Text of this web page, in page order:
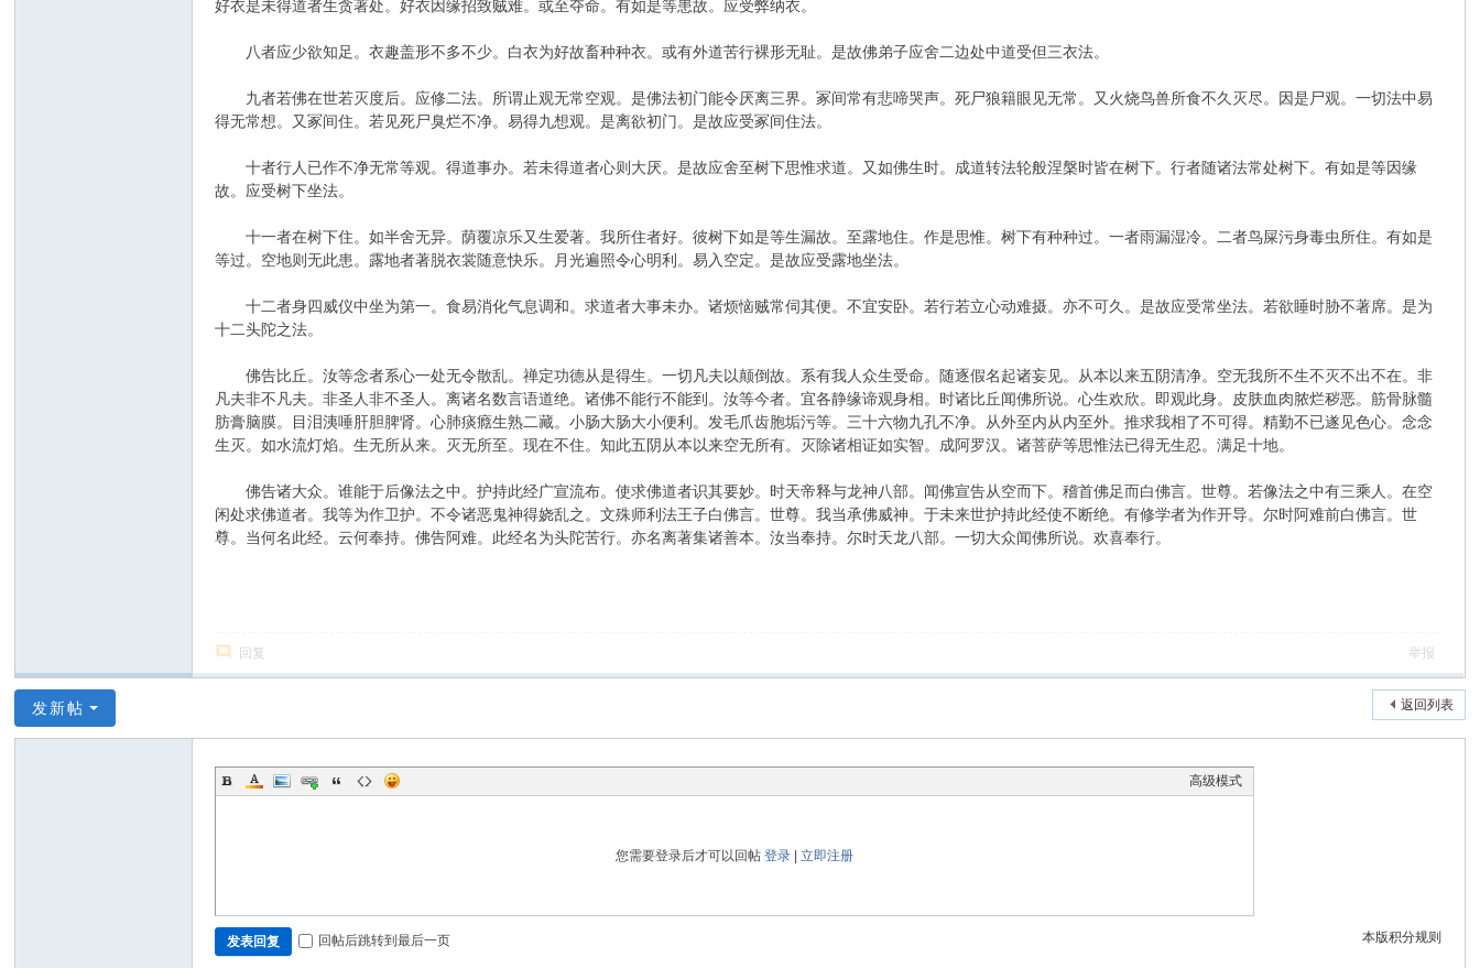
好衣是未得道者生贪著处。好衣因缘招致贼难。或至夺命。有如是等患故。应受弊纳衣。
八者应少欲知足。衣趣盖形不多不少。白衣为好故畜种种衣。或有外道苦行裸形无耻。是故佛弟子应舍二边处中道受但三衣法。
九者若佛在世若灭度后。应修二法。所谓止观无常空观。是佛法初门能令厌离三界。冢间常有悲啼哭声。死尸狼籍眼见无常。又火烧鸟兽所食不久灭尽。因是尸观。一切法中易
得无常想。又冢间住。若见死尸臭烂不净。易得九想观。是离欲初门。是故应受冢间住法。
十者行人已作不净无常等观。得道事办。若未得道者心则大厌。是故应舍至树下思惟求道。又如佛生时。成道转法轮般涅槃时皆在树下。行者随诸法常处树下。有如是等因缘
故。应受树下坐法。
十一者在树下住。如半舍无异。荫覆凉乐又生爱著。我所住者好。彼树下如是等生漏故。至露地住。作是思惟。树下有种种过。一者雨漏湿冷。二者鸟屎污身毒虫所住。有如是
等过。空地则无此患。露地者著脱衣裳随意快乐。月光遍照令心明利。易入空定。是故应受露地坐法。
十二者身四威仪中坐为第一。食易消化气息调和。求道者大事未办。诸烦恼贼常伺其便。不宜安卧。若行若立心动难摄。亦不可久。是故应受常坐法。若欲睡时胁不著席。是为
十二头陀之法。
佛告比丘。汝等念者系心一处无令散乱。禅定功德从是得生。一切凡夫以颠倒故。系有我人众生受命。随逐假名起诸妄见。从本以来五阴清净。空无我所不生不灭不出不在。非
凡夫非不凡夫。非圣人非不圣人。离诸名数言语道绝。诸佛不能行不能到。汝等今者。宜各静缘谛观身相。时诸比丘闻佛所说。心生欢欣。即观此身。皮肤血肉脓烂秽恶。筋骨脉髓
肪膏脑膜。目泪洟唾肝胆脾肾。心肺痰癊生熟二藏。小肠大肠大小便利。发毛爪齿胞垢污等。三十六物九孔不净。从外至内从内至外。推求我相了不可得。精勤不已遂见色心。念念
生灭。如水流灯焰。生无所从来。灭无所至。现在不住。知此五阴从本以来空无所有。灭除诸相证如实智。成阿罗汉。诸菩萨等思惟法已得无生忍。满足十地。
佛告诸大众。谁能于后像法之中。护持此经广宣流布。使求佛道者识其要妙。时天帝释与龙神八部。闻佛宣告从空而下。稽首佛足而白佛言。世尊。若像法之中有三乘人。在空
闲处求佛道者。我等为作卫护。不令诸恶鬼神得娆乱之。文殊师利法王子白佛言。世尊。我当承佛威神。于未来世护持此经使不断绝。有修学者为作开导。尔时阿难前白佛言。世
尊。当何名此经。云何奉持。佛告阿难。此经名为头陀苦行。亦名离著集诸善本。汝当奉持。尔时天龙八部。一切大众闻佛所说。欢喜奉行。
回复 举报
返回列表
发新帖
高级模式
您需要登录后才可以回帖登录 |立即注册
本版积分规则
发表回复 回帖后跳转到最后一页